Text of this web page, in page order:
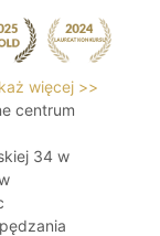
więcej >>
centrum
34 w